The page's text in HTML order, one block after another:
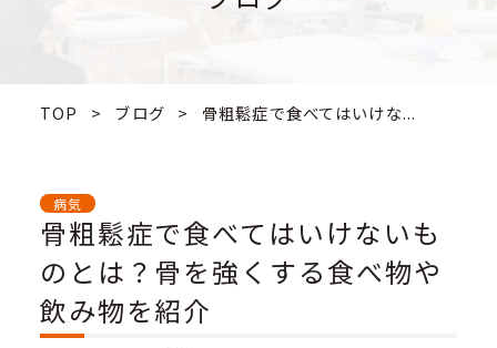
TOP > ブログ > 骨粗鬆症で食べてはいけな...
病気
骨粗鬆症で食べてはいけないも
のとは？骨を強くする食べ物や
飲み物を紹介